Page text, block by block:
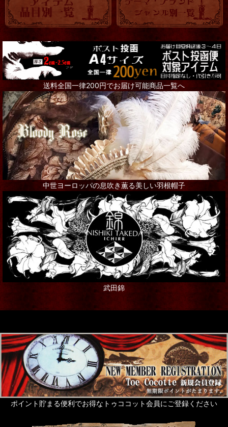
送料全国一律200円でお届け可能商品一覧へ
中世ヨーロッパの息吹き薫る美しい羽根帽子
武田錦
ポイント貯まる便利でお得なトゥココット会員にご登録ください